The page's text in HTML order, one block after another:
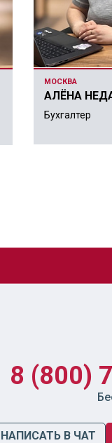
МОСКВА
АЛЁНА
Бухгалтер
8 (800)
НАПИСАТЬ В ЧАТ